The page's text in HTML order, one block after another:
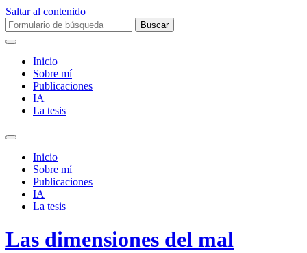
Saltar al contenido
Buscar:
Inicio
Sobre mí­
Publicaciones
IA
La tesis
Alternar
campo
búsqueda
Inicio
Sobre mí­
Publicaciones
IA
La tesis
Las dimensiones del mal